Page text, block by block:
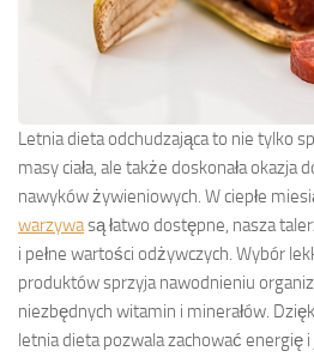
Letnia dieta odchudzająca to nie tylko
masy ciała, ale także doskonała
nawyków żywieniowych. W ciepłe
warzywasą łatwo dostępne, nasza
i pełne wartości odżywczych. Wybór
produktów sprzyja nawodnieniu
niezbędnych witamin i minerałów.
letnia dieta pozwala zachować energię